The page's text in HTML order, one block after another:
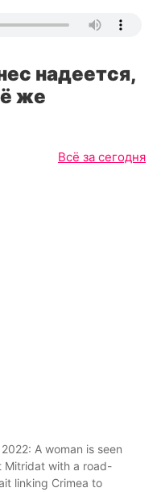
надеется,
же
Всё за сегодня
2022: A woman is seen
Mitridat with a road-
linking Crimea to